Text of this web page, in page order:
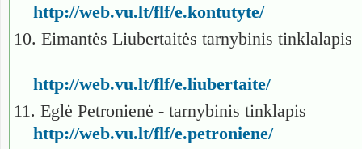
http://web.vu.lt/flf/e.kontutyte/
10. Eimantės Liubertaitės tarnybinis tinklalapis
http://web.vu.lt/flf/e.liubertaite/
11. Eglė Petronienė - tarnybinis tinklapis
http://web.vu.lt/flf/e.petroniene/